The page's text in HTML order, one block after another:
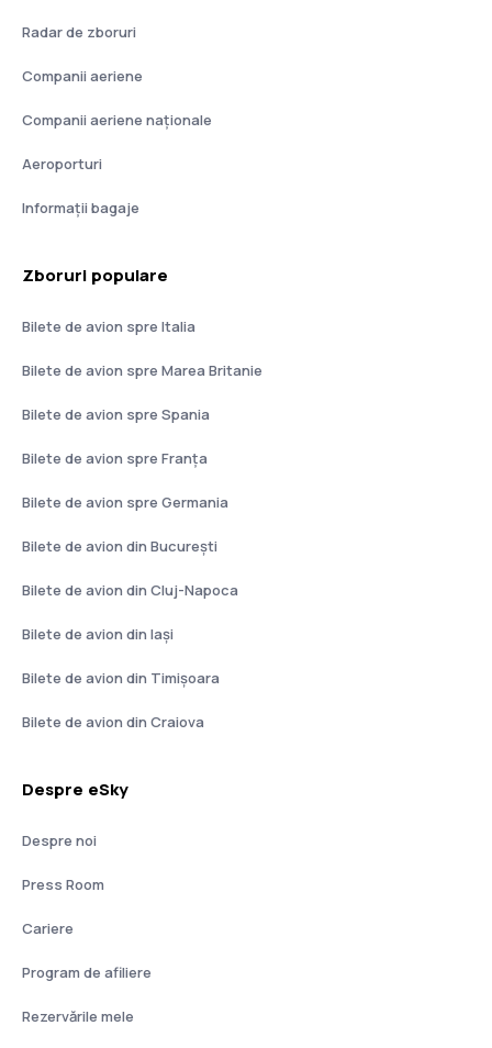
Radar de zboruri
Companii aeriene
Companii aeriene naţionale
Aeroporturi
Informații bagaje
Zboruri populare
Bilete de avion spre Italia
Bilete de avion spre Marea Britanie
Bilete de avion spre Spania
Bilete de avion spre Franţa
Bilete de avion spre Germania
Bilete de avion din București
Bilete de avion din Cluj-Napoca
Bilete de avion din Iași
Bilete de avion din Timișoara
Bilete de avion din Craiova
Despre eSky
Despre noi
Press Room
Cariere
Program de afiliere
Rezervările mele